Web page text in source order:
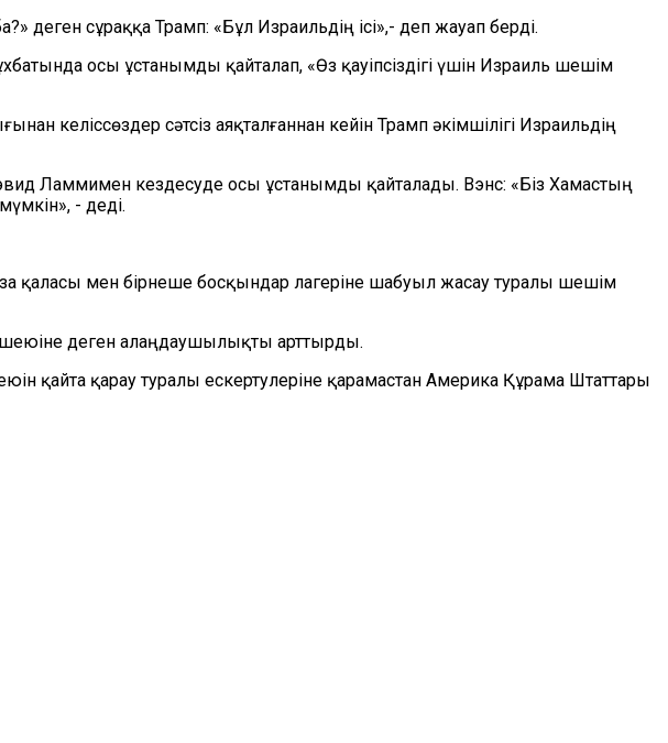
деген сұраққа Трамп: «Бұл Израильдің ісі»,- деп жауап берді.
осы ұстанымды қайталап, «Өз қауіпсіздігі үшін Израиль шешім
келіссөздер сәтсіз аяқталғаннан кейін Трамп әкімшілігі Израильдің
Ламмимен кездесуде осы ұстанымды қайталады. Вэнс: «Біз Хамастың
- деді.
қаласы мен бірнеше босқындар лагеріне шабуыл жасау туралы шешім
деген алаңдаушылықты арттырды.
қайта қарау туралы ескертулеріне қарамастан Америка Құрама Штаттары